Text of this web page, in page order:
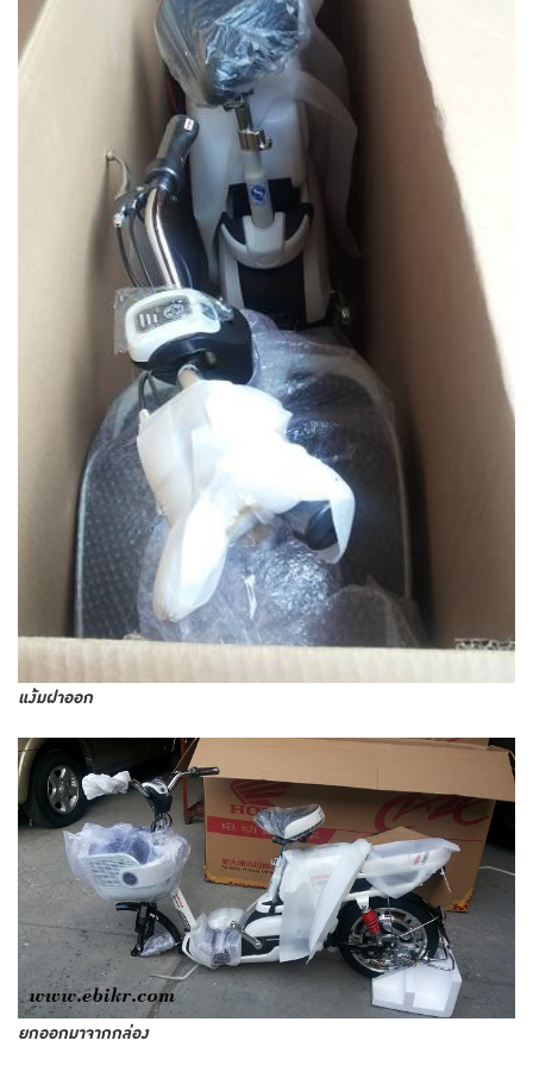
แง้มฝาออก
ยกออกมาจากกล่อง